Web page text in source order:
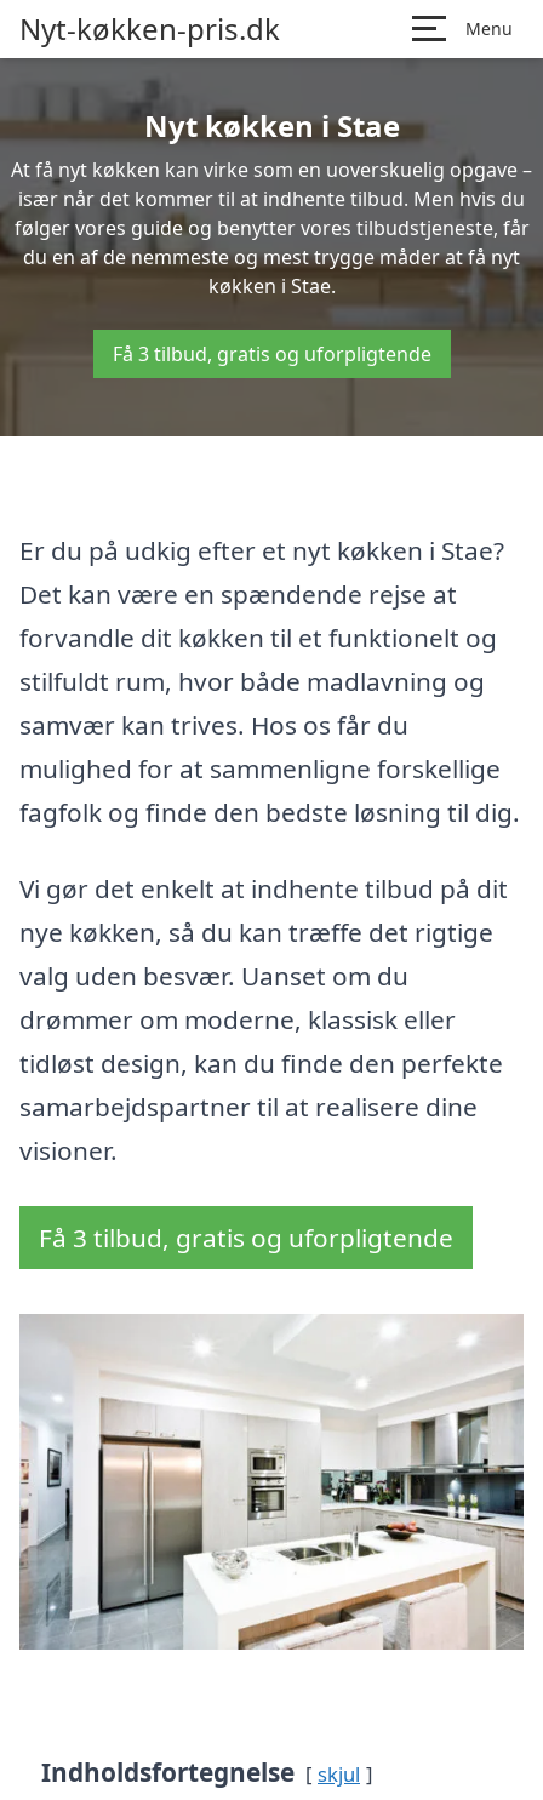
Nyt-køkken-pris.dk Menu
Nyt køkken i Stae
At få nyt køkken kan virke som en uoverskuelig opgave –
især når det kommer til at indhente tilbud. Men hvis du
følger vores guide og benytter vores tilbudstjeneste, får
du en af de nemmeste og mest trygge måder at få nyt
køkken i Stae.
Få 3 tilbud, gratis og uforpligtende
Er du på udkig efter et nyt køkken i Stae?
Det kan være en spændende rejse at
forvandle dit køkken til et funktionelt og
stilfuldt rum, hvor både madlavning og
samvær kan trives. Hos os får du
mulighed for at sammenligne forskellige
fagfolk og finde den bedste løsning til dig.
Vi gør det enkelt at indhente tilbud på dit
nye køkken, så du kan træffe det rigtige
valg uden besvær. Uanset om du
drømmer om moderne, klassisk eller
tidløst design, kan du finde den perfekte
samarbejdspartner til at realisere dine
visioner.
Få 3 tilbud, gratis og uforpligtende
Indholdsfortegnelse skjul